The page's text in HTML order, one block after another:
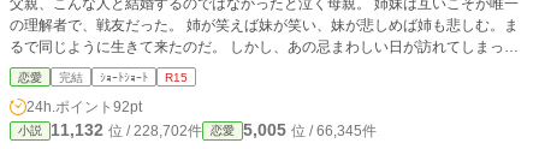
父親、こんな人と結婚するのではなかったと泣く母親。 姉妹は互いこそが唯一
の理解者で、戦友だった。 姉が笑えば妹が笑い、妹が悲しめば姉も悲しむ。ま
るで同じように生きて来たのだ。 しかし、あの忌まわしい日が訪れてしまっ
た。 全てだった存在を失って、一体彼女に何が残ったというのだろうか。
恋愛 完結 ｼｮｰﾄｼｮｰﾄ R15
24h.ポイント 92pt
小説 11,132 位 / 228,702件 恋愛 5,005 位 / 66,345件